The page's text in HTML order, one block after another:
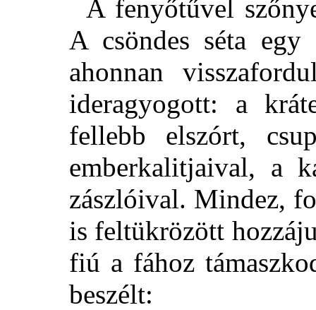
A fenyőtűvel
A csöndes séta
ahonnan
ideragyogott: a
fellebb elszórt,
emberkalitjaival, a
zászlóival. Mindez,
is feltükrözött
fiú a fához
beszélt: